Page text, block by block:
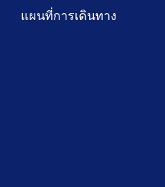
แผนที่การเดินทาง